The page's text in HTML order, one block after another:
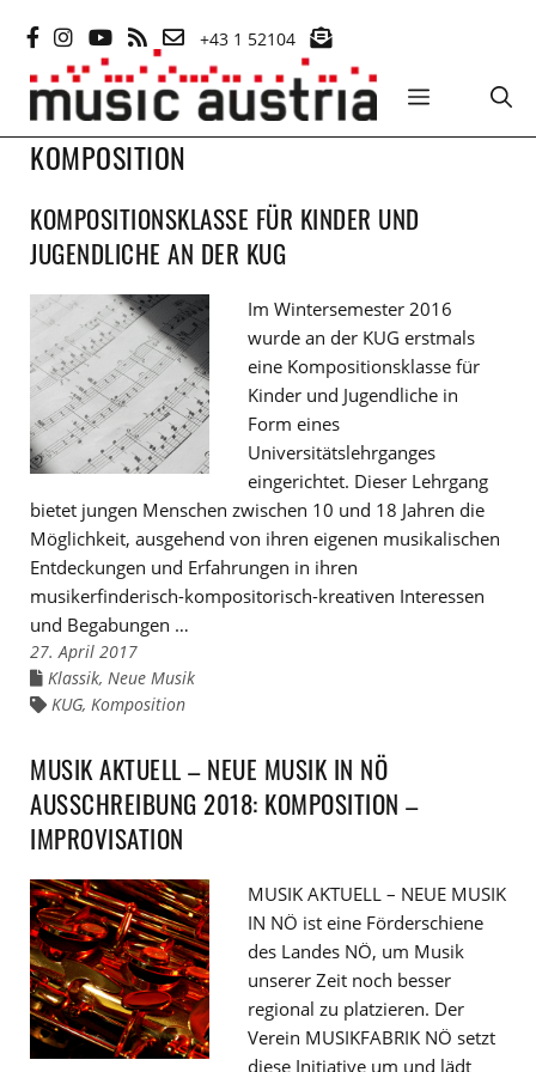
Inhalt
springen
+43 1 52104
MENÜ
KOMPOSITION
KOMPOSITIONSKLASSE FÜR KINDER UND
JUGENDLICHE AN DER KUG
Im Wintersemester 2016
wurde an der KUG erstmals
eine Kompositionsklasse für
Kinder und Jugendliche in
Form eines
Universitätslehrganges
eingerichtet. Dieser Lehrgang
bietet jungen Menschen zwischen 10 und 18 Jahren die
Möglichkeit, ausgehend von ihren eigenen musikalischen
Entdeckungen und Erfahrungen in ihren
musikerfinderisch-kompositorisch-kreativen Interessen
und Begabungen …
27. April 2017
Links
den
Klassik, Neue Musik
Links
KUG, Komposition
MUSIK AKTUELL – NEUE MUSIK IN NÖ
AUSSCHREIBUNG 2018: KOMPOSITION –
IMPROVISATION
MUSIK AKTUELL – NEUE MUSIK
IN NÖ ist eine Förderschiene
des Landes NÖ, um Musik
unserer Zeit noch besser
regional zu platzieren. Der
Verein MUSIKFABRIK NÖ setzt
diese Initiative um und lädt